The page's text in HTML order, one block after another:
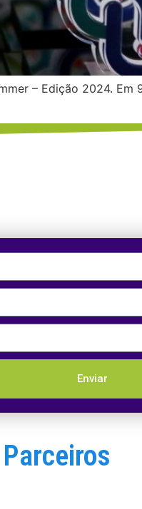
– Edição 2024. Em
Enviar